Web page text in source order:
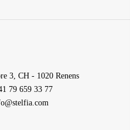
3, CH - 1020 Renens
79 659 33 77